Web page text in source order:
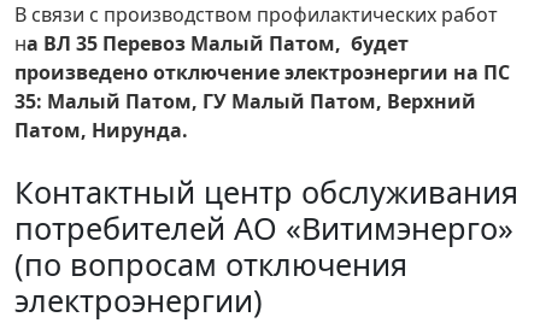
В связи с производством профилактических работ
на ВЛ 35 Перевоз Малый Патом, будет
произведено отключение электроэнергии на ПС
35: Малый Патом, ГУ Малый Патом, Верхний
Патом, Нирунда.
Контактный центр обслуживания
потребителей АО «Витимэнерго»
(по вопросам отключения
электроэнергии)